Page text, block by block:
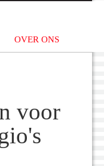
OVER ONS
voor